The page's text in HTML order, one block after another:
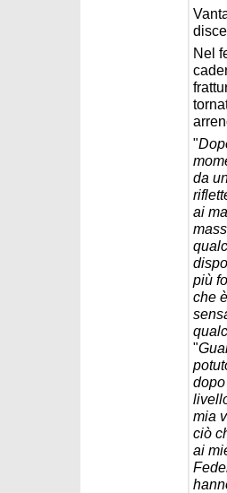
Nel
"
da
ai
più
che
"
mia
ciò
ai